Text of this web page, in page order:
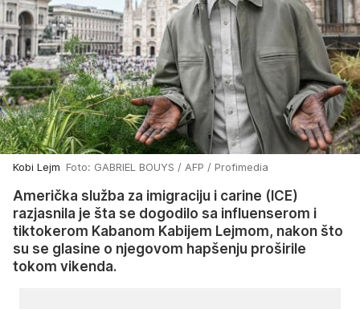
Kobi Lejm Foto: GABRIEL BOUYS / AFP / Profimedia
Američka služba za imigraciju i carine (ICE)
razjasnila je šta se dogodilo sa influenserom i
tiktokerom Kabanom Kabijem Lejmom, nakon što
su se glasine o njegovom hapšenju proširile
tokom vikenda.